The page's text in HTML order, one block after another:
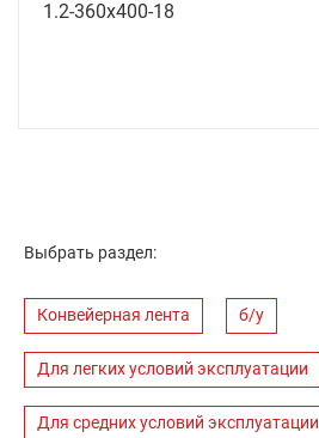
1.2-360х400-18
Выбрать раздел:
Конвейерная лента б/у
Для легких условий эксплуатации
Для средних условий эксплуатации